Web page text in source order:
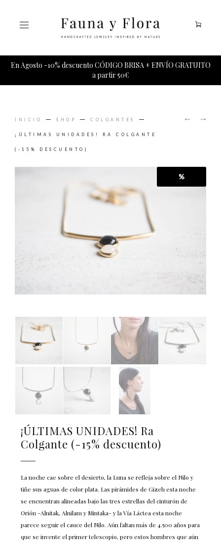
En Agosto -10% descuento CÓDIGO BRISA + ENVÍO GRATUITO
a partir 50€
INICIO SHOP COLGANTES
¡ÚLTIMAS UNIDADES! RA COLGANTE
(-15% DESCUENTO)
%
¡ÚLTIMAS UNIDADES! Ra
Colgante (-15% descuento)
La noche cae sobre el desierto, la Luna se refleja sobre el Nilo y
tiñe sus aguas de color plata. Las pirámides de Gizeh esta noche
se encuentran alineadas bajo las tres estrellas del cinturón de
Orión -Alnitak, Alnilam y Mintaka- y la Vía Láctea esta noche
parece seguir el cauce del Nilo. Aún faltan más de 4.500 años para
que se invente el primer telescopio, pero estos hombres que aún